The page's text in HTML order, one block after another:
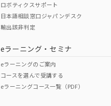
O
ロボティクスサポート
日本語相談窓口ジャパンデスク
輸出該非判定
eラーニング・セミナ
eラーニングのご案内
コースを選んで受講する
eラーニングコース一覧（PDF）